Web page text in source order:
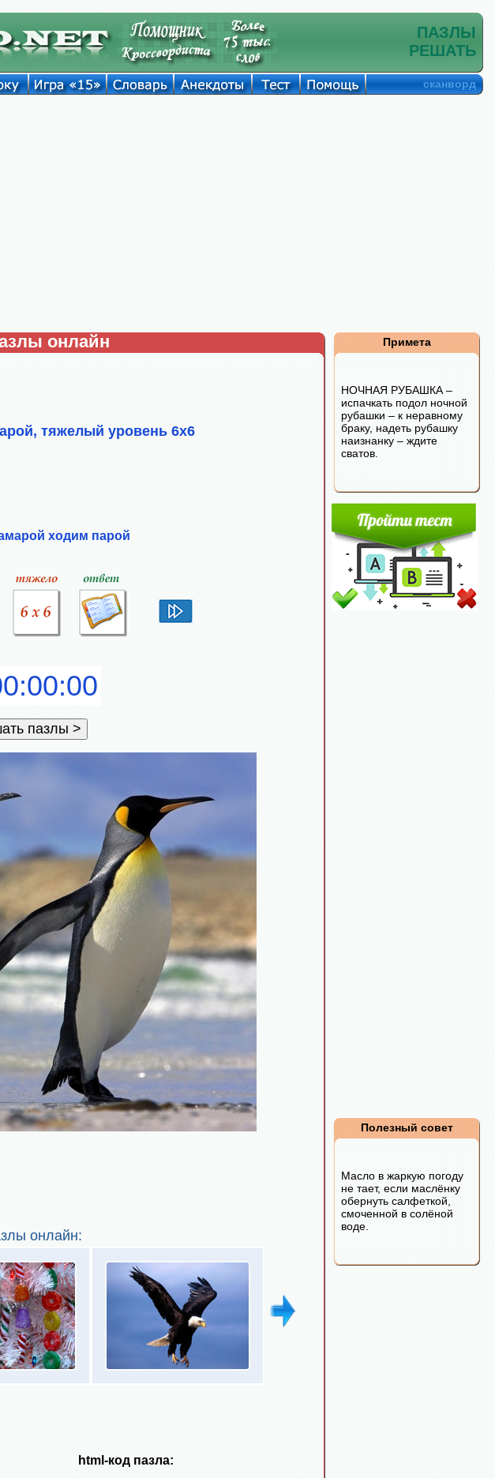
ПАЗЛЫ
РЕШАТЬ
сканворд
онлайн
тяжелый уровень 6х6
ходим парой
онлайн:
html-код пазла:
Примета
НОЧНАЯ РУБАШКА –
испачкать подол ночной
рубашки – к неравному
браку, надеть рубашку
наизнанку – ждите
сватов.
Полезный совет
Масло в жаркую погоду
не тает, если маслёнку
обернуть салфеткой,
смоченной в солёной
воде.